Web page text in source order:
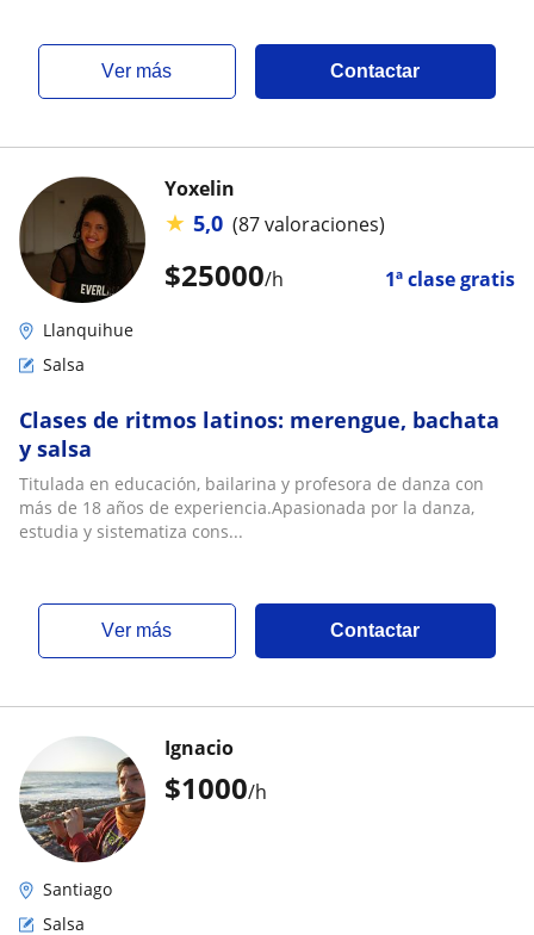
ver más Contactar
$25000/h 1ª clase gratis
Yoxelin
★ 5,0 (87 valoraciones)
Llanquihue
Salsa
Clases de ritmos latinos: merengue, bachata
y salsa
Titulada en educación, bailarina y profesora de danza con
más de 18 años de experiencia.Apasionada por la danza,
estudia y sistematiza cons...
ver más Contactar
$1000/h
Ignacio
Santiago
Salsa